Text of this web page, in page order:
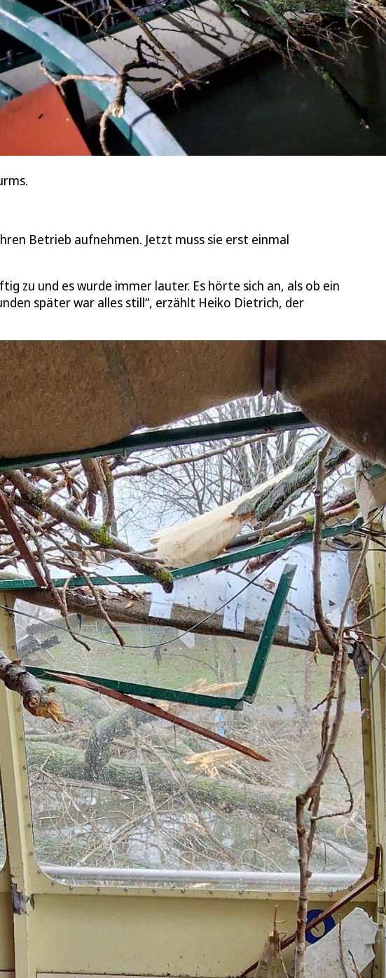
Betrieb aufnehmen. Jetzt muss sie erst einmal
zu und es wurde immer lauter. Es hörte sich an, als ob ein
später war alles still“, erzählt Heiko Dietrich, der